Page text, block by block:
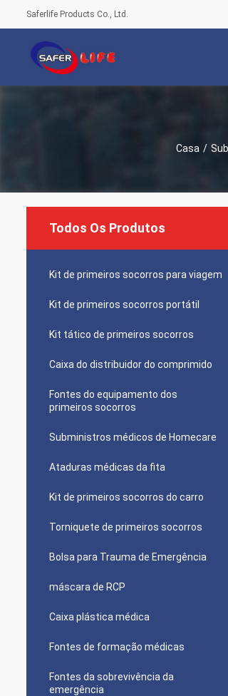
Saferlife Products Co., Ltd.
Casa /
Todos Os Produtos
Kit de primeiros socorros para viagem
Kit de primeiros socorros portátil
Kit tático de primeiros socorros
Caixa do distribuidor do comprimido
Fontes do equipamento dos
primeiros socorros
Subministros médicos de Homecare
Ataduras médicas da fita
Kit de primeiros socorros do carro
Torniquete de primeiros socorros
Bolsa para Trauma de Emergência
máscara de RCP
Caixa plástica médica
Fontes de formação médicas
Fontes da sobrevivência da
emergência